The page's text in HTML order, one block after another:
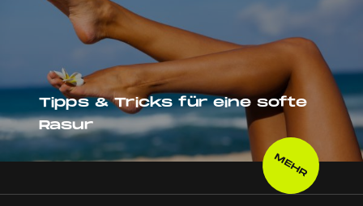
Tipps & Tricks für eine softe
Rasur
MEHR